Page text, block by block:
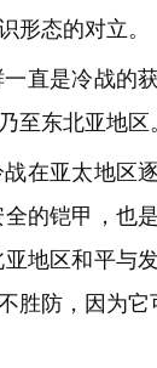
形态的对立。
直是冷战的
至东北亚地区
在亚太地区
的铠甲，也
地区和平与
胜防，因为它